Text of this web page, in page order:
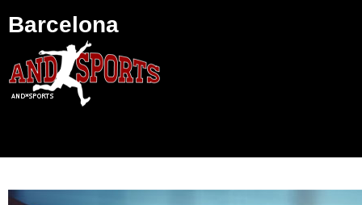
Barcelona